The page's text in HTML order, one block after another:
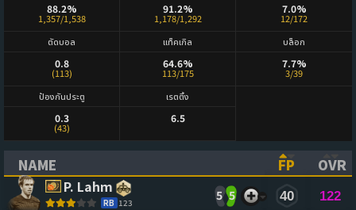
88.2%
1,357/1,538
91.2%
1,178/1,292
7.0%
12/172
ตัดบอล
0.8
(113)
แท็คเกิล
64.6%
113/175
บล็อก
7.7%
3/39
ป้องกันประตู
0.3
(43)
เรตติ้ง
6.5
NAME
(CLICK TO SORT ASCENDING)
FP
OVR
P. Lahm
RB 123
5 5 40 122